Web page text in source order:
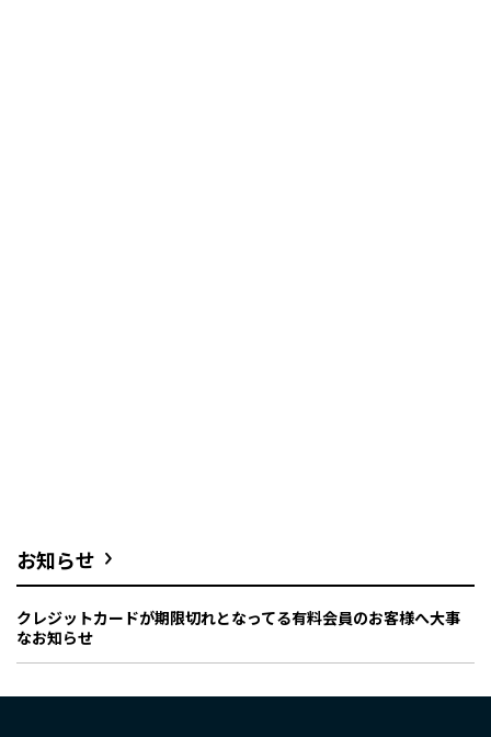
お知らせ
クレジットカードが期限切れとなってる有料会員のお客様へ大事
なお知らせ